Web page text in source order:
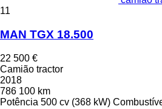
11
MAN TGX 18.500
22 500 €
Camião tractor
2018
786 100 km
Potência 500 cv (368 kW)